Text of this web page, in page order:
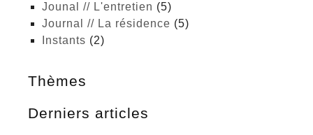
Jounal // L'entretien (5)
Journal // La résidence (5)
Instants (2)
Thèmes
Derniers articles